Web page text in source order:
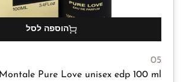
הוספה לסל
05
Montale Pure Love unisex edp 100 ml